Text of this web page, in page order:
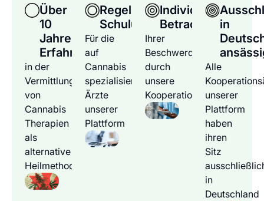
Über
10
Jahre
Erfahrung
in der
Vermittlung
von
Cannabis
Therapien
als
alternative
Heilmethode
Regelmäßige
Schulungen
Für die
auf
Cannabis
spezialisierten
Ärzte
unserer
Plattform
Individuelle
Betrachtung
Ihrer
Beschwerden
durch
unsere
Kooperationsärzte
in
Alle
unserer
Plattform
haben
ihren
Sitz
in
Deutschland